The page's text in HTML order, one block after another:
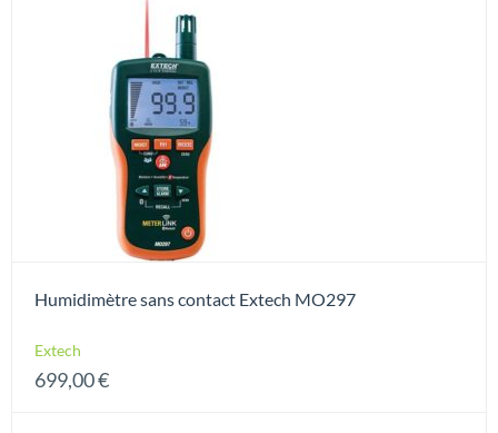
Humidimètre sans contact Extech MO297
Extech
699,00€